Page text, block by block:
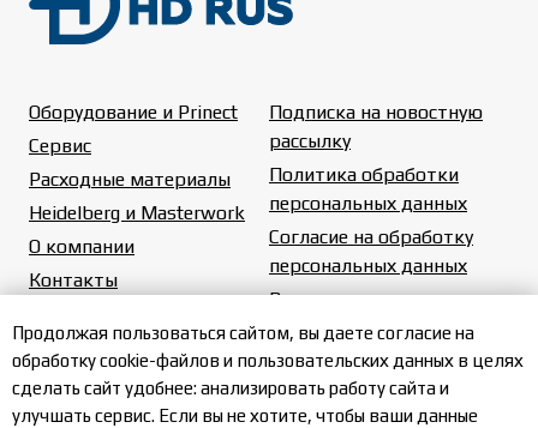
Оборудование и Prinect
Сервис
Расходные материалы
Heidelberg и Masterwork
О компании
Контакты
Подписка на новостную
рассылку
Политика обработки
персональных данных
Согласие на обработку
персональных данных
Вакансии
Карта сайта
Продолжая пользоваться сайтом, вы даете согласие на
обработку cookie-файлов и пользовательских данных в целях
сделать сайт удобнее: анализировать работу сайта и
улучшать сервис. Если вы не хотите, чтобы ваши данные